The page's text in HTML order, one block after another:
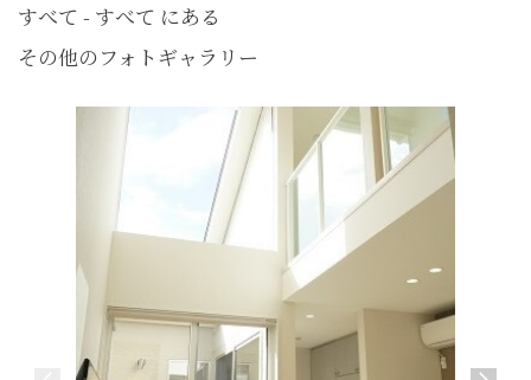
すべて - すべて にある
その他のフォトギャラリー